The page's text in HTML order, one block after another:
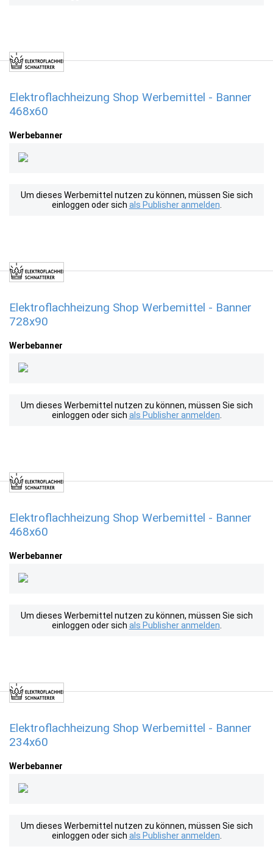
Elektroflachheizung Shop Werbemittel - Banner
468x60
Werbebanner
Um dieses Werbemittel nutzen zu können, müssen Sie sich
einloggen oder sich als Publisher anmelden
Elektroflachheizung Shop Werbemittel - Banner
728x90
Werbebanner
Um dieses Werbemittel nutzen zu können, müssen Sie sich
einloggen oder sich als Publisher anmelden
Elektroflachheizung Shop Werbemittel - Banner
468x60
Werbebanner
Um dieses Werbemittel nutzen zu können, müssen Sie sich
einloggen oder sich als Publisher anmelden
Elektroflachheizung Shop Werbemittel - Banner
234x60
Werbebanner
Um dieses Werbemittel nutzen zu können, müssen Sie sich
einloggen oder sich als Publisher anmelden